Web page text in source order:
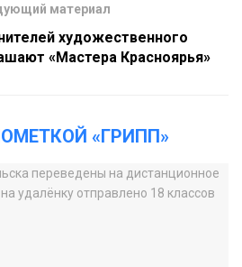
материал
художественного
«Мастера Красноярья»
«ГРИПП»